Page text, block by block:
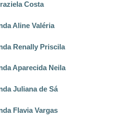
Costa
Aline Valéria
Renally Priscila
Aparecida Neila
Juliana de Sá
Flavia Vargas